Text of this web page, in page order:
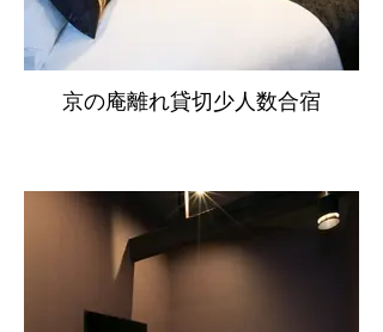
京の庵離れ貸切少人数合宿